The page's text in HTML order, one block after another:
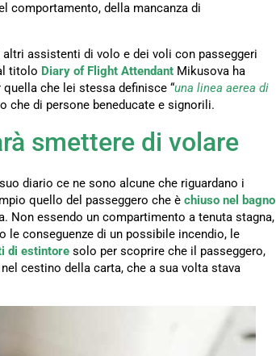
comportamento, della mancanza di
assistenti di volo e dei voli con passeggeri
titolo Diary of Flight Attendant Mikusova ha
che lei stessa definisce “una linea aerea di
che di persone beneducate e signorili.
smettere di volare
diario ce ne sono alcune che riguardano i
quello del passeggero che è chiuso nel bagno
Non essendo un compartimento a tenuta stagna,
le conseguenze di un possibile incendio, le
di estintore solo per scoprire che il passeggero,
cestino della carta, che a sua volta stava